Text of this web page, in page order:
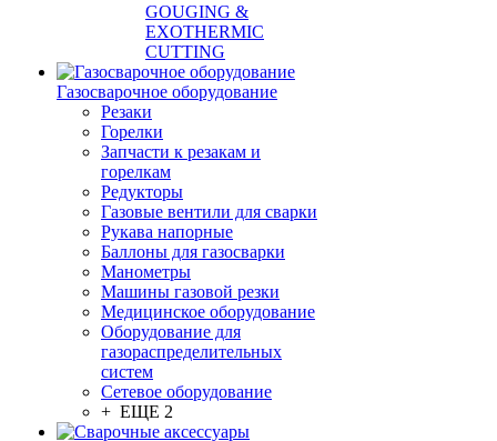
GOUGING &
EXOTHERMIC
CUTTING
Газосварочное оборудование
Резаки
Горелки
Запчасти к резакам и
горелкам
Редукторы
Газовые вентили для сварки
Рукава напорные
Баллоны для газосварки
Манометры
Машины газовой резки
Медицинское оборудование
Оборудование для
газораспределительных
систем
Сетевое оборудование
+ ЕЩЕ 2